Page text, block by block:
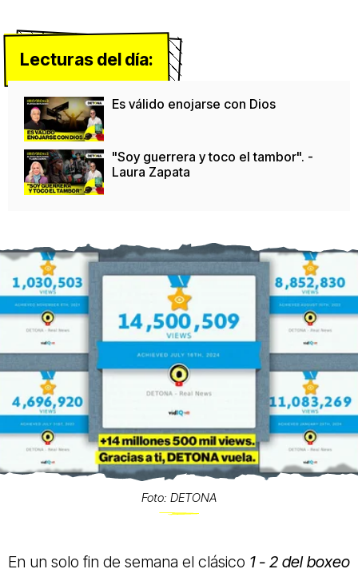
Lecturas del día:
Es válido enojarse con Dios
"Soy guerrera y toco el tambor". -
Laura Zapata
Foto: DETONA
En un solo fin de semana el clásico 1 - 2 del boxeo